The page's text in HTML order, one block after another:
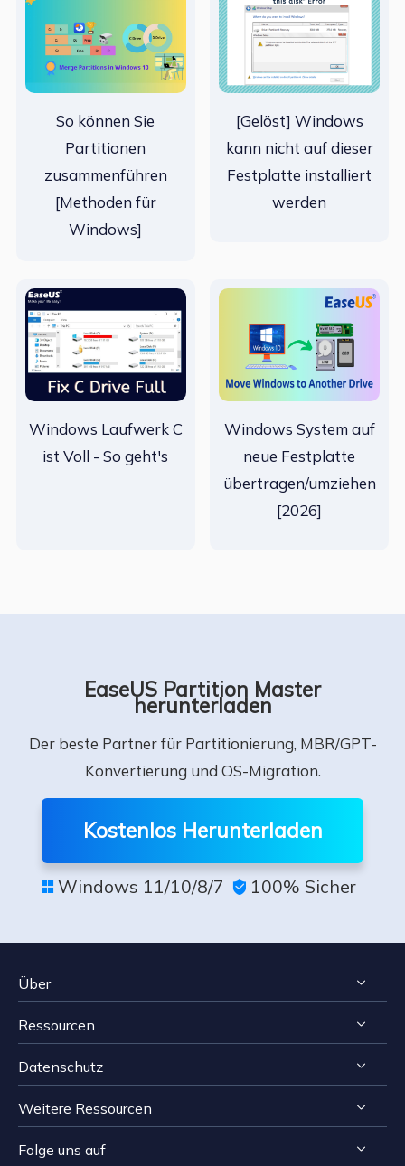
So können Sie
Partitionen
zusammenführen
[Methoden für
Windows]
[Gelöst] Windows
kann nicht auf dieser
Festplatte installiert
werden
Windows Laufwerk C
ist Voll - So geht's
Windows System auf
neue Festplatte
übertragen/umziehen
[2026]
EaseUS Partition Master
herunterladen
Der beste Partner für Partitionierung, MBR/GPT-
Konvertierung und OS-Migration.
Kostenlos Herunterladen
 Windows 11/10/8/7  100% Sicher
Über
Impressum
Reviews & Awards
Kontakt EaseUS
Ressourcen
Tipps zur Windows Datenrettung
Tipps zur Mac Datenrettung
Speichermedien wiederherstellen Tipps
Datenschutz
Deinstallieren
Erstattungsrichtlinie
Weitere Ressourcen
Computer Lösungen
Folge uns auf